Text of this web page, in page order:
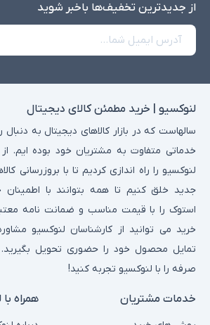
از جدید‌ترین تخفیف‌ها با‌خبر شوید
لنوکسیو | خرید مطمئن کالای دیجیتال
سالهاست که در بازار کالاهای دیجیتال به دنبال
خدماتی متفاوت به مشتریان خود بوده ایم. از
لنوکسیو را راه اندازی کردیم تا با بروزرسانی
جدید خلق کنیم تا همه بتوانند با اطمینان
استوک را با قیمت مناسب و ضمانت نامه
خرید می توانید از کارشناسان لنوکسیو
تمایل محصول خود را حضوری تحویل
صرفه را با لنوکسیو تجربه کنید!
خدمات مشتریان همراه